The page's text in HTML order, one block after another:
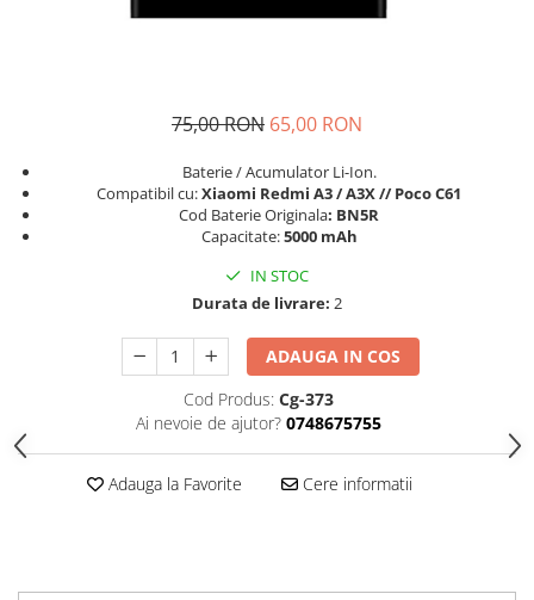
Oppo / Realme
Ecrane / Display
Iphone
Seria 17
Seria X
75,00 RON 65,00 RON
Baterie / Acumulator Li-Ion.
Compatibil cu:Xiaomi Redmi A3 / A3X // Poco C61
Cod Baterie Originala: BN5R
Capacitate:5000 mAh
IN STOC
Durata de livrare: 2
ADAUGA IN COS
Cod Produs: Cg-373
Ai nevoie de ajutor? 0748675755
Adauga la Favorite Cere informatii